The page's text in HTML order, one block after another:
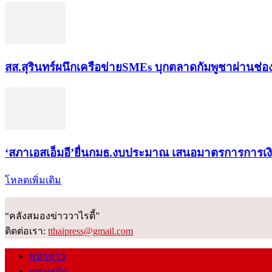
สส.สุรินทร์ผนึกเครือข่ายSMEs บุกตลาดกัมพูชาผ่านช่อ
‘สภาเอสเอ็มอี’ยื่นกมธ.งบประมาณ เสนอมาตรการการเ
โหลดเพิ่มเติม
“คลังสมองข่าววาไรตี้”
ติดต่อเรา: tthaipress@gmail.com
หน้าข่าว